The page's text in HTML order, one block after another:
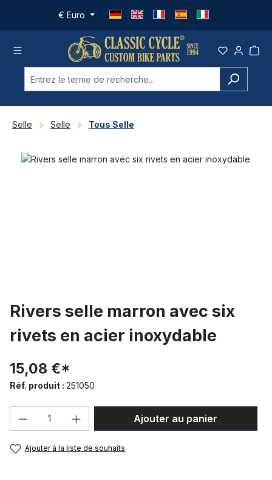
Passer au contenu principal
€ Euro
Selle Selle Tous Selle
Ignorer la galerie d'images
Rivers selle marron avec six
rivets en acier inoxydable
15,08 €*
Réf. produit : 251050
Quantité de produit : Entrez la
Ajouter au panier
Ajouter à la liste de souhaits